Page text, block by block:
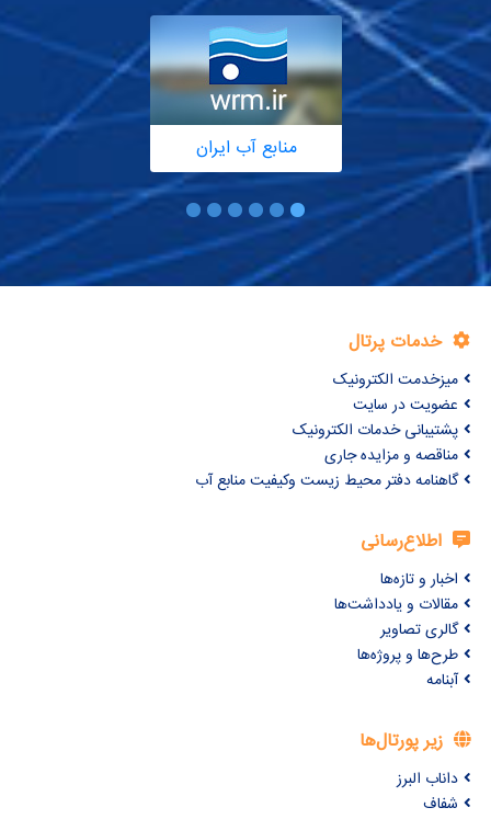
منابع آب ایران
خدمات پرتال
میزخدمت الکترونیک
عضویت در سایت
پشتیبانی خدمات الکترونیک
مناقصه و مزایده جاری
گاهنامه دفتر محیط زیست وکیفیت منابع آب
اطلاع‌رسانی
اخبار و تازه‌ها
مقالات و یادداشت‌ها
گالری تصاویر
طرح‌ها و پروژه‌ها
آبنامه
زیر پورتال‌ها
داناب البرز
شفاف